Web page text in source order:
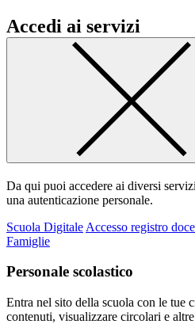
Accedi ai servizi
Da qui puoi accedere ai diversi
una autenticazione personale.
Scuola Digitale Accesso registro
Famiglie
Personale scolastico
Entra nel sito della scuola con le tue
contenuti, visualizzare circolari e